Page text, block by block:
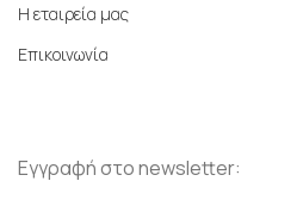
Η εταιρεία μας
Επικοινωνία
Εγγραφή στο newsletter: